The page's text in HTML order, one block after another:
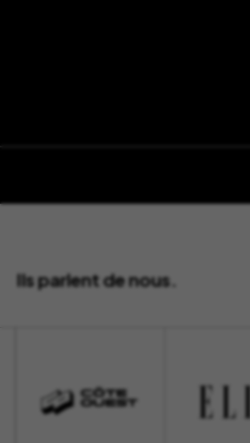
Ils parlent de nous.